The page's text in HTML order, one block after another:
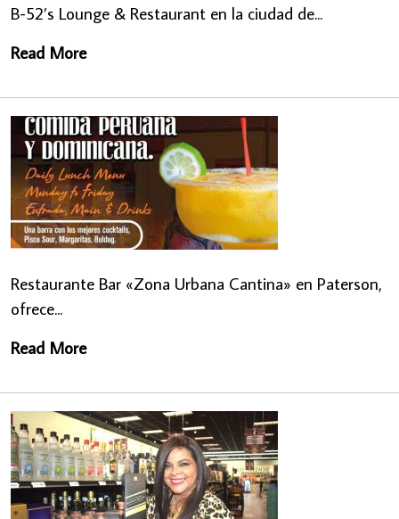
B-52’s Lounge & Restaurant en la ciudad de...
Read More
Restaurante Bar «Zona Urbana Cantina» en Paterson,
ofrece...
Read More